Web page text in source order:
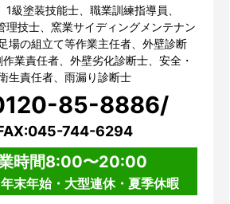
1級塗装技能士、職業訓練指導員、
理技士、窯業サイディングメンテナン
場の組立て等作業主任者、外壁診断
業責任者、外壁劣化診断士、安全・
生責任者、雨漏り診断士
85-8886/
744-6294
時間8:00〜20:00
末年始・大型連休・夏季休暇